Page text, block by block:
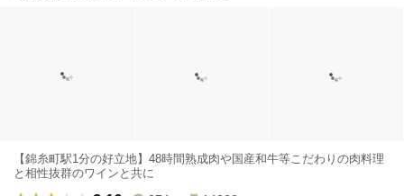
【錦糸町駅1分の好立地】48時間熟成肉や国産和牛等こだわりの肉料理
と相性抜群のワインと共に